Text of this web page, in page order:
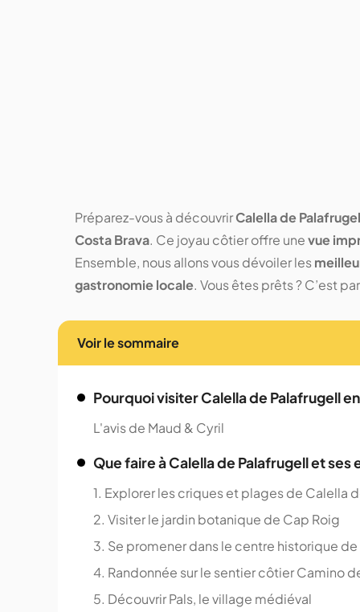
Préparez-vous à découvrirCalella de
Costa Brava. Ce joyau côtier offre unevue
Ensemble, nous allons vous dévoiler les
gastronomie locale. Vous êtes prêts ? C’est
Voir le sommaire
Pourquoi visiter Calella de Palafrugell
L'avis de Maud & Cyril
Que faire à Calella de Palafrugell et ses
1. Explorer les criques et plages de Calella
2. Visiter le jardin botanique de Cap Roig
3. Se promener dans le centre historique
4. Randonnée sur le sentier côtier Camino
5. Découvrir Pals, le village médiéval